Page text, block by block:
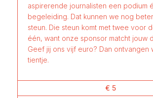
aspirerende journalisten een podium
begeleiding. Dat kunnen we nog
steun. Die steun komt met twee voor
één, want onze sponsor matcht jouw
Geef jij ons vijf euro? Dan ontvangen
tientje.
€ 5